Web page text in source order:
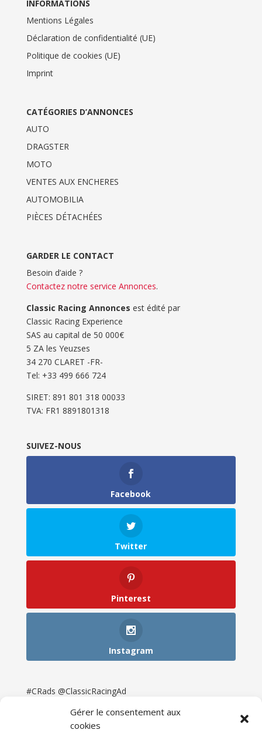
Gérer le consentement aux
cookies
INFORMATIONS
Mentions Légales
Déclaration de confidentialité (UE)
Politique de cookies (UE)
Imprint
CATÉGORIES D’ANNONCES
AUTO
DRAGSTER
MOTO
VENTES AUX ENCHERES
AUTOMOBILIA
PIÈCES DÉTACHÉES
GARDER LE CONTACT
Besoin d’aide ?
Contactez notre service Annonces.
Classic Racing Annonces est édité par
Classic Racing Experience
SAS au capital de 50 000€
5 ZA les Yeuzses
34 270 CLARET -FR-
Tel: ‭+33 499 666 724‬
SIRET: 891 801 318 00033
TVA: FR1 8891801318
SUIVEZ-NOUS
Facebook
Twitter
Pinterest
Instagram
#CRads @ClassicRacingAd